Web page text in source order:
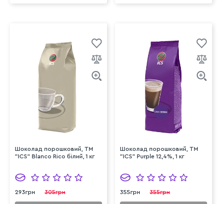
Шоколад порошковий, ТМ
"ICS" Blanco Rico білий, 1 кг
293грн 305грн
Шоколад порошковий, ТМ
"ICS" Purple 12,4%, 1 кг
355грн 355грн